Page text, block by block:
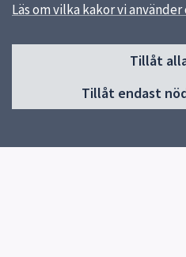
Läs om vilka kakor vi
Tillåt
Tillåt endast
Sidfot
Våra kök och menyer